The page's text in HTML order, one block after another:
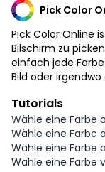
Pick Color
Pick Color Online
Bilschirm zu
einfach jede
Bild oder
Tutorials
Wähle eine Farbe
Wähle eine Farbe
Wähle eine Farbe
Wähle eine Farbe